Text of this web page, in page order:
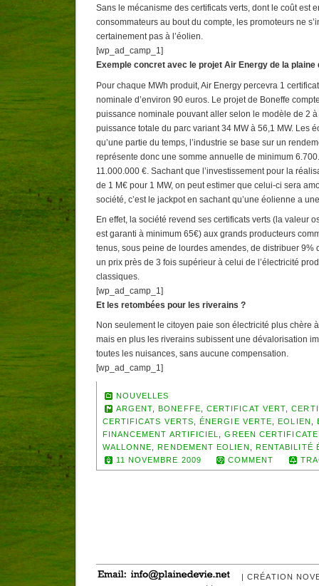
Sans le mécanisme des certificats verts, dont le coût est
consommateurs au bout du compte, les promoteurs ne
certainement pas à l’éolien.
[wp_ad_camp_1]
Exemple concret avec le projet Air Energy de la plaine
Pour chaque MWh produit, Air Energy percevra 1
nominale d’environ 90 euros. Le projet de Boneffe
puissance nominale pouvant aller selon le modèle de 2 à
puissance totale du parc variant 34 MW à 56,1 MW. Les
qu’une partie du temps, l’industrie se base sur un
représente donc une somme annuelle de minimum
11.000.000 €. Sachant que l’investissement pour la
de 1 M€ pour 1 MW, on peut estimer que celui-ci sera
société, c’est le jackpot en sachant qu’une éolienne a
En effet, la société revend ses certificats verts (la valeur
est garanti à minimum 65€) aux grands producteurs
tenus, sous peine de lourdes amendes, de distribuer 9%
un prix près de 3 fois supérieur à celui de l’électricité
classiques.
[wp_ad_camp_1]
Et les retombées pour les riverains ?
Non seulement le citoyen paie son électricité plus chère
mais en plus les riverains subissent une dévalorisation
toutes les nuisances, sans aucune compensation.
[wp_ad_camp_1]
NOUVELLES
ARGENT ,BONEFFE CERTIFICAT VERT ,
CERTIFICATS VERTS ,ÉNERGIE VERTE ,EOLIEN
FINANCEMENT ARTIFICIEL
,GREEN CERTIFICATE
WALLONNE ,RENDEMENT EOLIEN
RENTABILITÉ
11 NOVEMBRE 2009
COMMENT
| CRÉATION